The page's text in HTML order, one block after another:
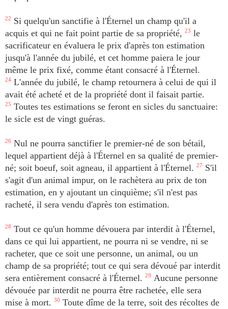
22
Si quelqu'un sanctifie à l'Éternel un champ qu'il a
acquis et qui ne fait point partie de sa propriété, 23 le
sacrificateur en évaluera le prix d'après ton estimation
jusqu'à l'année du jubilé, et cet homme paiera le jour
même le prix fixé, comme étant consacré à l'Éternel.
24 L'année du jubilé, le champ retournera à celui de qui il
avait été acheté et de la propriété dont il faisait partie.
25 Toutes tes estimations se feront en sicles du sanctuaire:
le sicle est de vingt guéras.
26 Nul ne pourra sanctifier le premier-né de son bétail,
lequel appartient déjà à l'Éternel en sa qualité de premier-
né; soit boeuf, soit agneau, il appartient à l'Éternel. 27
S'il
s'agit d'un animal impur, on le rachètera au prix de ton
estimation, en y ajoutant un cinquième; s'il n'est pas
racheté, il sera vendu d'après ton estimation.
28 Tout ce qu'un homme dévouera par interdit à l'Éternel,
dans ce qui lui appartient, ne pourra ni se vendre, ni se
racheter, que ce soit une personne, un animal, ou un
champ de sa propriété; tout ce qui sera dévoué par interdit
sera entièrement consacré à l'Éternel. 29 Aucune personne
dévouée par interdit ne pourra être rachetée, elle sera
mise à mort. 30 Toute dîme de la terre, soit des récoltes de